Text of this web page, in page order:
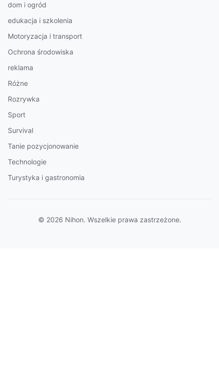
dom i ogród
edukacja i szkolenia
Motoryzacja i transport
Ochrona środowiska
reklama
Różne
Rozrywka
Sport
Survival
Tanie pozycjonowanie
Technologie
Turystyka i gastronomia
© 2026 Nihon. Wszelkie prawa zastrzeżone.